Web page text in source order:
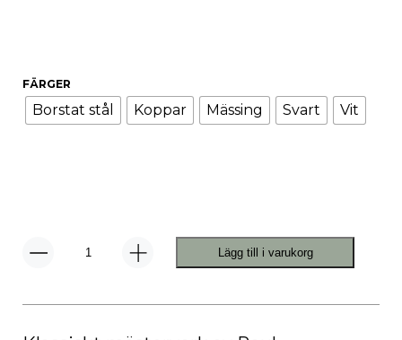
FÄRGER
Borstat stål Koppar Mässing Svart Vit
PH
Lägg till i varukorg